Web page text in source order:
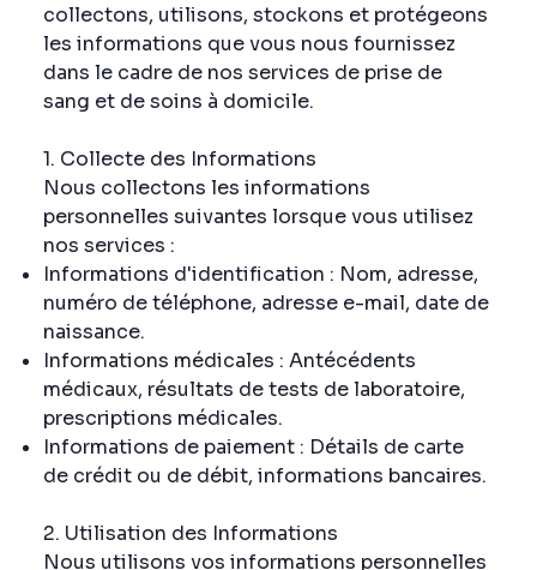
collectons, utilisons, stockons et protégeons
les informations que vous nous fournissez
dans le cadre de nos services de prise de
sang et de soins à domicile.
1. Collecte des Informations
Nous collectons les informations
personnelles suivantes lorsque vous utilisez
nos services :
Informations d'identification : Nom, adresse,
numéro de téléphone, adresse e-mail, date de
naissance.
Informations médicales : Antécédents
médicaux, résultats de tests de laboratoire,
prescriptions médicales.
Informations de paiement : Détails de carte
de crédit ou de débit, informations bancaires.
2. Utilisation des Informations
Nous utilisons vos informations personnelles